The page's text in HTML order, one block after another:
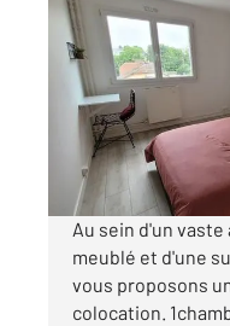
81,09 m2, 4 pièces
Ref : 18237
Appartement
410 €
par mois charges
Au sein d'un
meublé et d'une
vous proposons
colocation.